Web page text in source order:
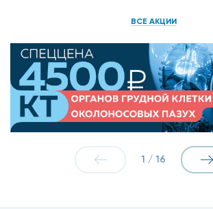
ВСЕ АКЦИИ
1 / 16